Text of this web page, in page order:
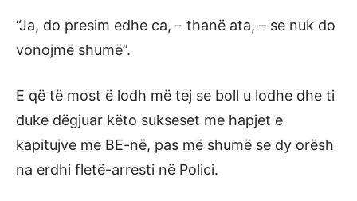
“Ja, do presim edhe ca, – thanë ata, – se nuk do
vonojmë shumë”.
E që të most ë lodh më tej se boll u lodhe dhe ti
duke dëgjuar këto sukseset me hapjet e
kapitujve me BE-në, pas më shumë se dy orësh
na erdhi fletë-arresti në Polici.